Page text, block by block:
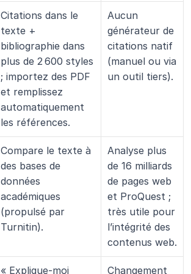
Citations dans le
texte +
bibliographie dans
plus de 2 600 styles
; importez des PDF
et remplissez
automatiquement
les références.
Aucun
générateur de
citations natif
(manuel ou via
un outil tiers).
Compare le texte à
des bases de
données
académiques
(propulsé par
Turnitin).
Analyse plus
de 16 milliards
de pages web
et ProQuest ;
très utile pour
l’intégrité des
contenus web.
« Explique-moi Changement